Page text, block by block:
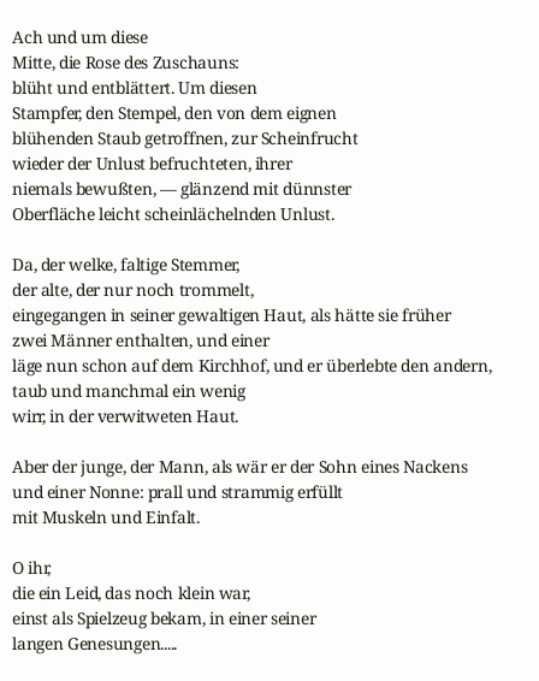
Ach und um diese
Mitte, die Rose des Zuschauns:
blüht und entblättert. Um diesen
Stampfer, den Stempel, den von dem eignen
blühenden Staub getroffnen, zur Scheinfrucht
wieder der Unlust befruchteten, ihrer
niemals bewußten, — glänzend mit dünnster
Oberfläche leicht scheinlächelnden Unlust.
Da, der welke, faltige Stemmer,
der alte, der nur noch trommelt,
eingegangen in seiner gewaltigen Haut, als hätte sie früher
zwei Männer enthalten, und einer
läge nun schon auf dem Kirchhof, und er überlebte den andern,
taub und manchmal ein wenig
wirr, in der verwitweten Haut.
Aber der junge, der Mann, als wär er der Sohn eines Nackens
und einer Nonne: prall und strammig erfüllt
mit Muskeln und Einfalt.
O ihr,
die ein Leid, das noch klein war,
einst als Spielzeug bekam, in einer seiner
langen Genesungen.....